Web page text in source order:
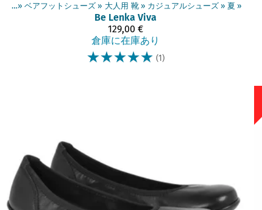
商品 ‪» ベアフットシューズ ‪» 大人用 靴 ‪» カジュアルシューズ ‪» 夏 ‪»
Be Lenka Viva
129,00 €
倉庫に在庫あり
☆☆☆☆☆ (1)